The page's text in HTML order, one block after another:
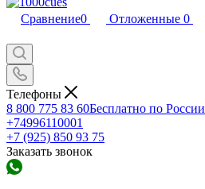
Сравнение0 Отложенные 0
Телефоны
8 800 775 83 60Бесплатно по России
+74996110001
+7 (925) 850 93 75
Заказать звонок